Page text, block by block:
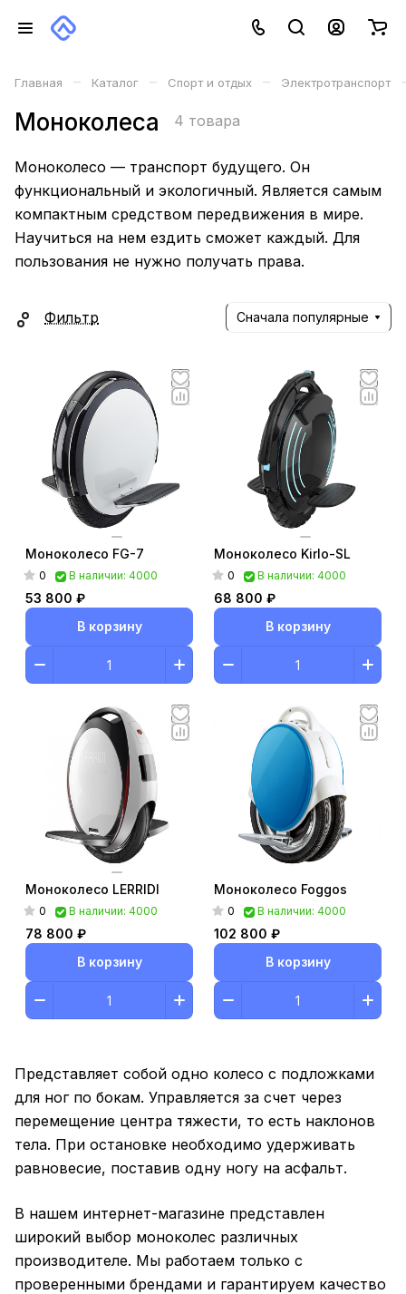
Главная – Каталог – Спорт и отдых – Электротранспорт
Моноколеса 4 товара
Моноколесо — транспорт будущего. Он
функциональный и экологичный. Является самым
компактным средством передвижения в мире.
Научиться на нем ездить сможет каждый. Для
пользования не нужно получать права.
Фильтр Сначала популярные
Моноколесо FG-7
0 В наличии: 4000
53 800 ₽
В корзину
Моноколесо Kirlo-SL
0 В наличии: 4000
68 800 ₽
В корзину
Моноколесо LERRIDI
0 В наличии: 4000
78 800 ₽
В корзину
Моноколесо Foggos
0 В наличии: 4000
102 800 ₽
В корзину
Представляет собой одно колесо с подложками
для ног по бокам. Управляется за счет через
перемещение центра тяжести, то есть наклонов
тела. При остановке необходимо удерживать
равновесие, поставив одну ногу на асфальт.
В нашем интернет-магазине представлен
широкий выбор моноколес различных
производителе. Мы работаем только с
проверенными брендами и гарантируем качество